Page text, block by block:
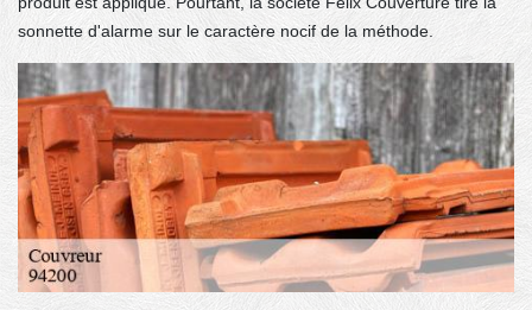
sonnette d'alarme sur le caractère nocif de la méthode.